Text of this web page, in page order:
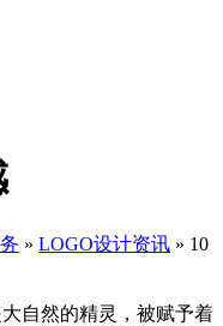
» LOGO设计资讯 » 10
自然的精灵，被赋予着